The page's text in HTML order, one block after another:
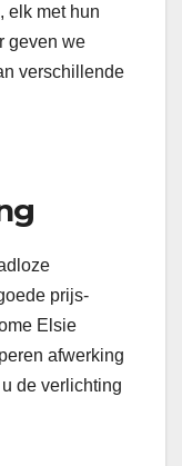
elk met hun
geven we
verschillende
prijs-
Elsie
afwerking
de verlichting